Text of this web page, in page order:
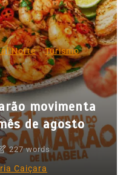
Norte Turismo
movimenta
de agosto
227 words
Caiçara